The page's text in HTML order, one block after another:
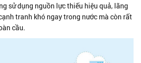
sử dụng nguồn lực thiếu hiệu quả, lãng
tranh khó ngay trong nước mà còn rất
cầu.